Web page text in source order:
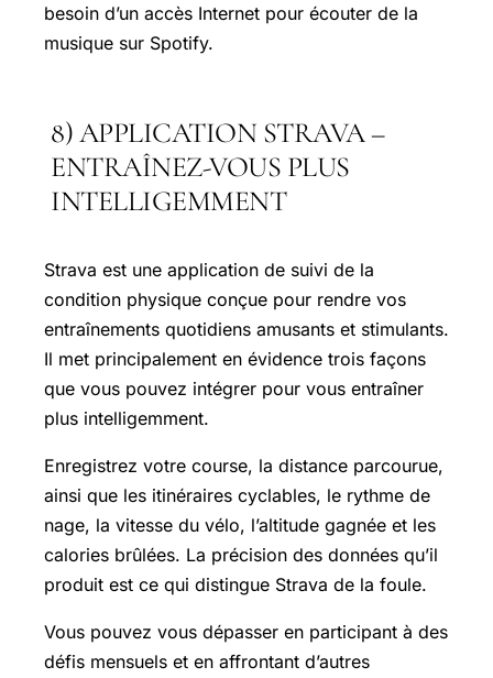
besoin d’un accès Internet pour écouter de la
musique sur Spotify.
8) APPLICATION STRAVA –
ENTRAÎNEZ-VOUS PLUS
INTELLIGEMMENT
Strava est une application de suivi de la
condition physique conçue pour rendre vos
entraînements quotidiens amusants et stimulants.
Il met principalement en évidence trois façons
que vous pouvez intégrer pour vous entraîner
plus intelligemment.
Enregistrez votre course, la distance parcourue,
ainsi que les itinéraires cyclables, le rythme de
nage, la vitesse du vélo, l’altitude gagnée et les
calories brûlées. La précision des données qu’il
produit est ce qui distingue Strava de la foule.
Vous pouvez vous dépasser en participant à des
défis mensuels et en affrontant d’autres